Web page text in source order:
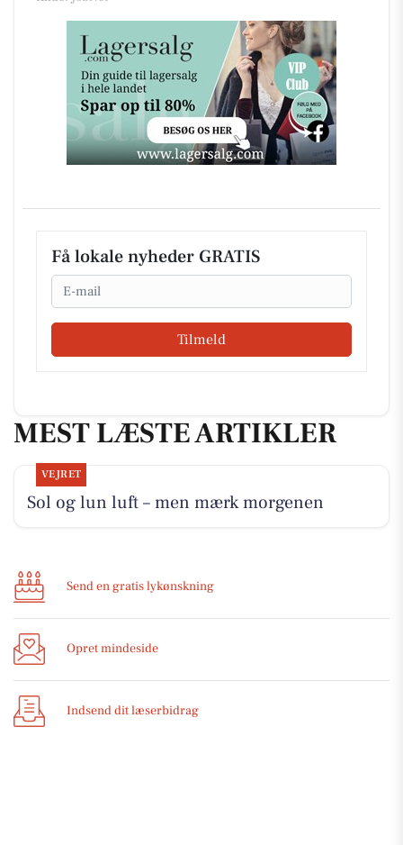
Få lokale nyheder GRATIS
Email
Tilmeld
MEST LÆSTE ARTIKLER
VEJRET
Sol og lun luft – men mærk morgenen
Send en gratis lykønskning
Opret mindeside
Indsend dit læserbidrag